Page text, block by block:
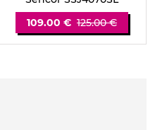
109.00 € 125.00 €